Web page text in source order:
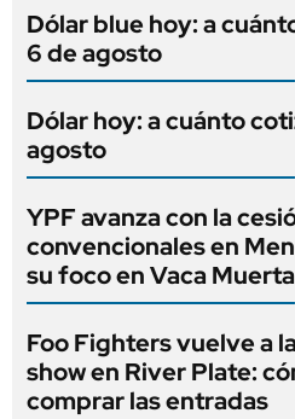
Dólar blue hoy: a
6 de agosto
Dólar hoy: a cuánto
agosto
YPF avanza con la
convencionales en
su foco en Vaca Muerta
Foo Fighters vuelve a
show en River Plate:
comprar las entradas